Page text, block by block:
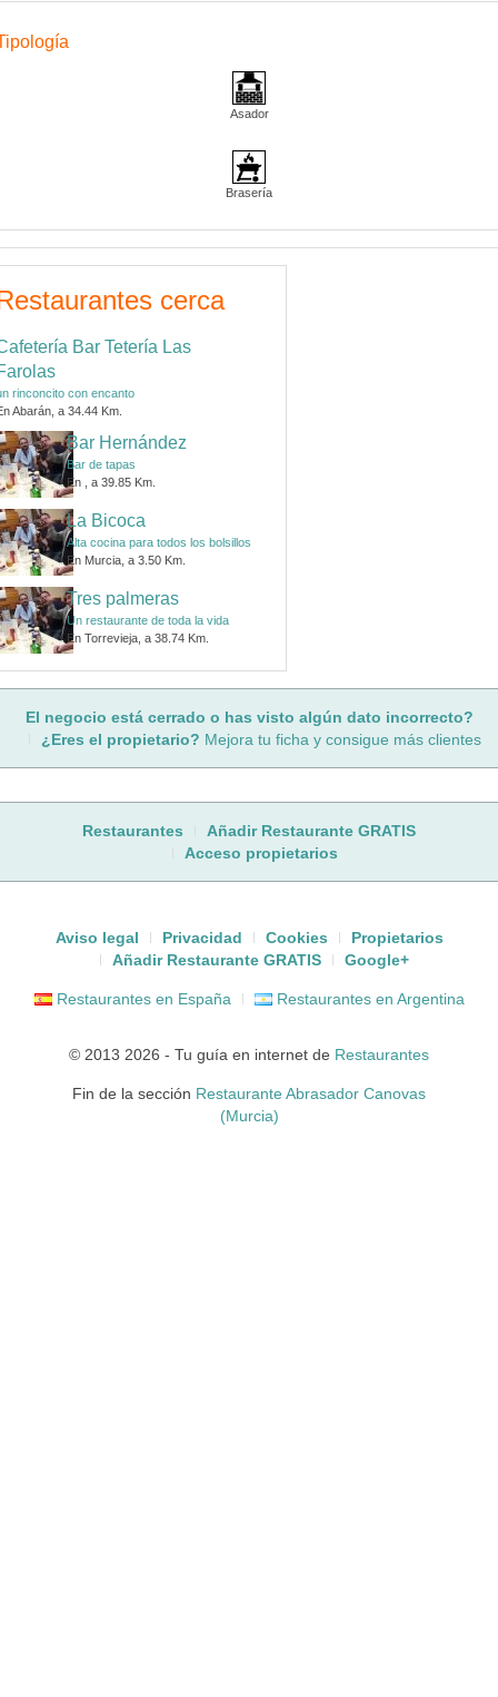
Asador
Brasería
cerca
Bar Tetería Las
rinconcito con encanto
Abarán, a 34.44 Km.
Bar Hernández
Bar de tapas
En , a 39.85 Km.
La Bicoca
Alta cocina para todos los bolsillos
En Murcia, a 3.50 Km.
Tres palmeras
Un restaurante de toda la vida
En Torrevieja, a 38.74 Km.
El negocio está cerrado o has visto algún dato incorrecto?
¿Eres el propietario? Mejora tu ficha y consigue más clientes
Restaurantes
Añadir Restaurante GRATIS
Acceso propietarios
Aviso legal Privacidad Cookies
Propietarios
Añadir Restaurante GRATIS
Google+
Restaurantes en España Restaurantes en Argentina
© 2013 2026 - Tu guía en internet de Restaurantes
Fin de la sección Restaurante Abrasador Canovas
(Murcia)